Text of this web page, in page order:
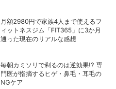
月額2980円で家族4人まで使えるフ
ィットネスジム「FIT365」に3か月
通った現在のリアルな感想
毎朝カミソリで剃るのは逆効果!? 専
門医が指摘するヒゲ・鼻毛・耳毛の
NGケア